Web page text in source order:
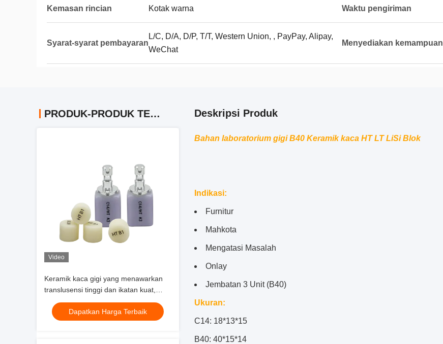
Kemasan rincian Kotak warna Waktu pengiriman
Syarat-syarat pembayaran
L/C, D/A, D/P, T/T, Western Union, , PayPay, Alipay,
WeChat
Menyediakan kemampuan
PRODUK-PRODUK TERKAIT
Video
Keramik kaca gigi yang menawarkan
translusensi tinggi dan ikatan kuat,
ideal untuk veneer, mahkota, jembatan
anterior, dan inlay
Dapatkan Harga Terbaik
Deskripsi Produk
Bahan laboratorium gigi B40 Keramik kaca HT LT LiSi Blok
Indikasi:
Furnitur
Mahkota
Mengatasi Masalah
Onlay
Jembatan 3 Unit (B40)
Ukuran:
C14: 18*13*15
B40: 40*15*14